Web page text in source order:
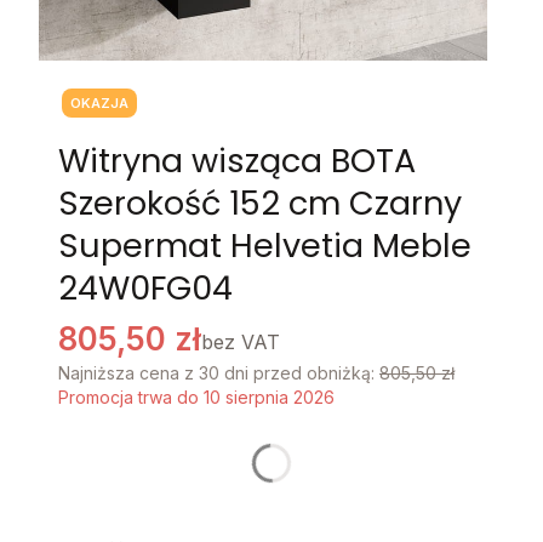
Tagi produktu
OKAZJA
Witryna wisząca BOTA
Szerokość 152 cm Czarny
Supermat Helvetia Meble
24W0FG04
805,50 złbez VAT
Najniższa cena z 30 dni przed obniżką: 805,50 zł
Promocja trwa do 10 sierpnia 2026
Stwórz swój wymarzony mebel
Poszczególne warianty mogą różnić się ceną